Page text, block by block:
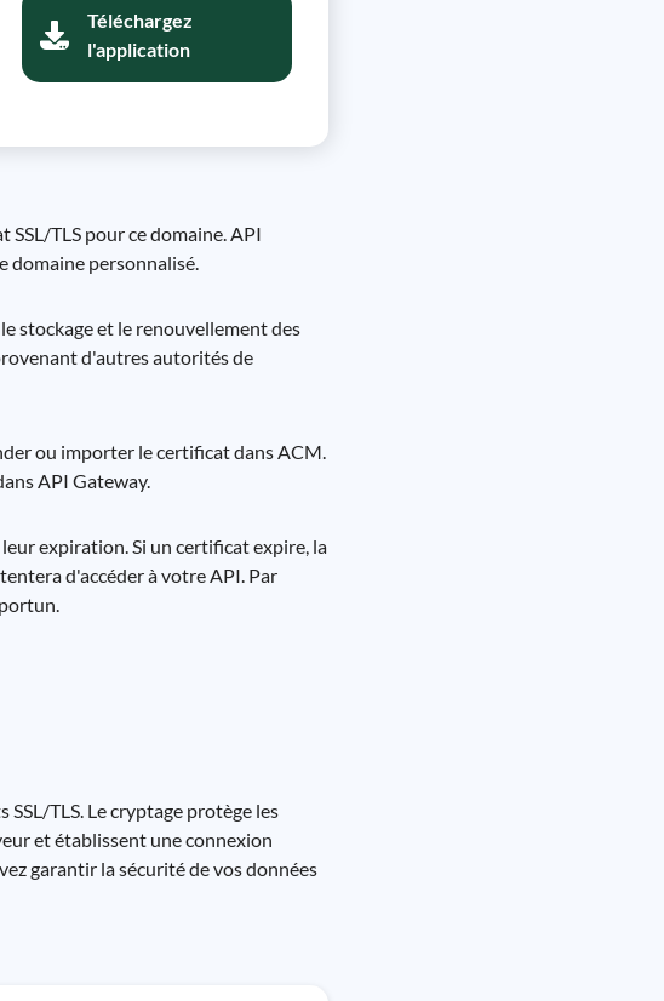
Téléchargez
l'application
TLS pour ce domaine. API
domaine personnalisé.
stockage et le renouvellement des
d'autres autorités de
ou importer le certificat dans ACM.
API Gateway.
expiration. Si un certificat expire, la
d'accéder à votre API. Par
TLS. Le cryptage protège les
et établissent une connexion
garantir la sécurité de vos données